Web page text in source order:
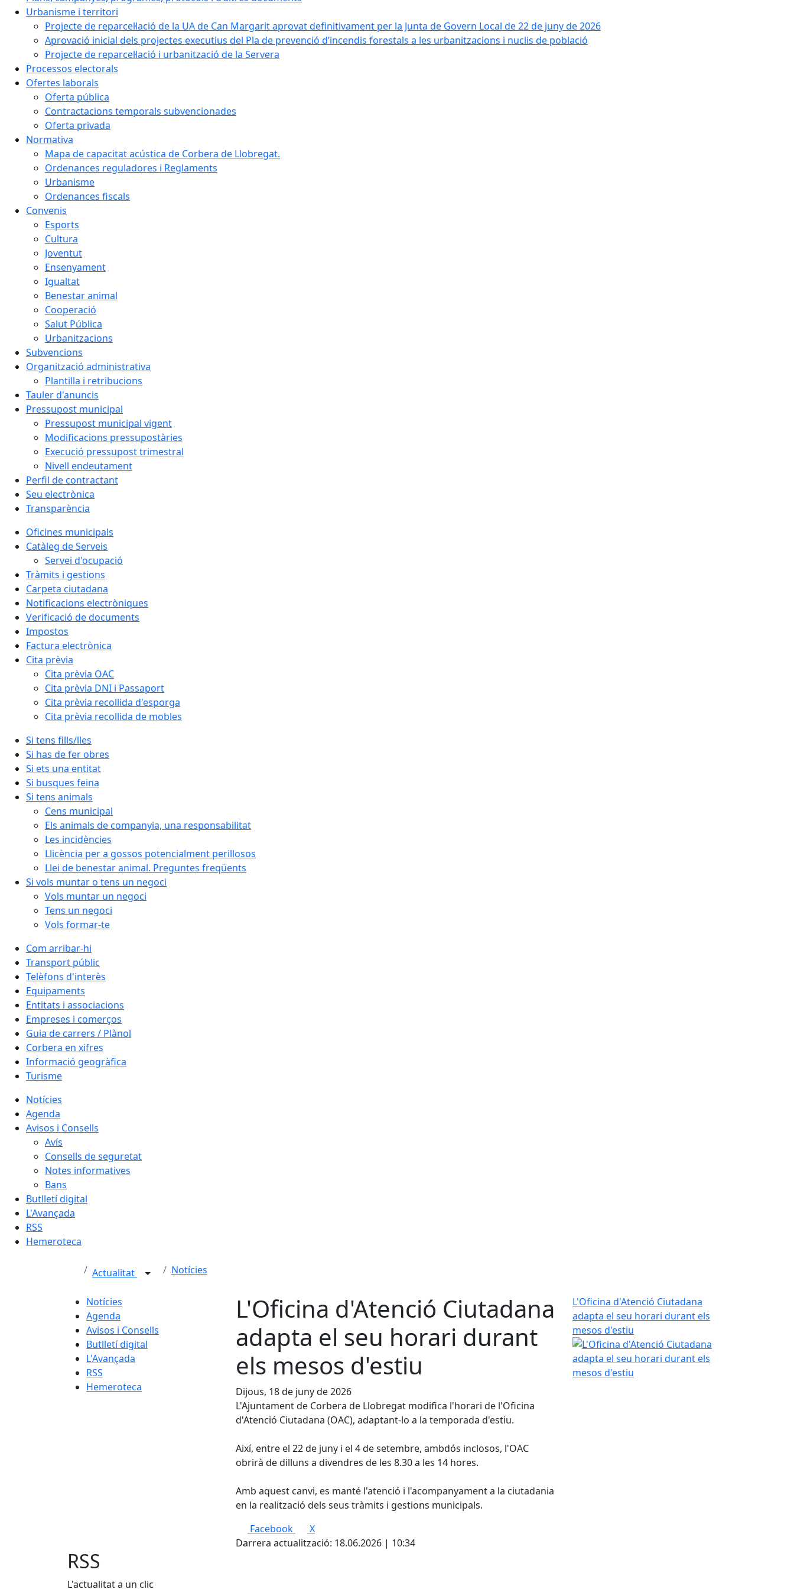
Urbanisme i territori
Projecte de reparcel·lació de la UA de Can Margarit aprovat definitivament per la Junta de Govern Local de 22 de juny de 2026
Aprovació inicial dels projectes executius del Pla de prevenció d’incendis forestals a les urbanitzacions i nuclis de població
Projecte de reparcel·lació i urbanització de la Servera
Processos electorals
Ofertes laborals
Oferta pública
Contractacions temporals subvencionades
Oferta privada
Normativa
Mapa de capacitat acústica de Corbera de Llobregat.
Ordenances reguladores i Reglaments
Urbanisme
Ordenances fiscals
Convenis
Esports
Cultura
Joventut
Ensenyament
Igualtat
Benestar animal
Cooperació
Salut Pública
Urbanitzacions
Subvencions
Organització administrativa
Plantilla i retribucions
Tauler d'anuncis
Pressupost municipal
Pressupost municipal vigent
Modificacions pressupostàries
Execució pressupost trimestral
Nivell endeutament
Perfil de contractant
Seu electrònica
Transparència
Oficines municipals
Catàleg de Serveis
Servei d'ocupació
Tràmits i gestions
Carpeta ciutadana
Notificacions electròniques
Verificació de documents
Impostos
Factura electrònica
Cita prèvia
Cita prèvia OAC
Cita prèvia DNI i Passaport
Cita prèvia recollida d'esporga
Cita prèvia recollida de mobles
Si tens fills/lles
Si has de fer obres
Si ets una entitat
Si busques feina
Si tens animals
Cens municipal
Els animals de companyia, una responsabilitat
Les incidències
Llicència per a gossos potencialment perillosos
Llei de benestar animal. Preguntes freqüents
Si vols muntar o tens un negoci
Vols muntar un negoci
Tens un negoci
Vols formar-te
Com arribar-hi
Transport públic
Telèfons d'interès
Equipaments
Entitats i associacions
Empreses i comerços
Guia de carrers / Plànol
Corbera en xifres
Informació geogràfica
Turisme
Notícies
Agenda
Avisos i Consells
Avís
Consells de seguretat
Notes informatives
Bans
Butlletí digital
L'Avançada
RSS
Hemeroteca
Actualitat Notícies
Notícies
Agenda
Avisos i Consells
Butlletí digital
L'Avançada
RSS
Hemeroteca
L'Oficina d'Atenció Ciutadana
adapta el seu horari durant
els mesos d'estiu
Dijous, 18 de juny de 2026
L'Ajuntament de Corbera de Llobregat modifica l'horari de l'Oficina
d'Atenció Ciutadana (OAC), adaptant-lo a la temporada d'estiu.
Així, entre el 22 de juny i el 4 de setembre, ambdós inclosos, l'OAC
obrirà de dilluns a divendres de les 8.30 a les 14 hores.
Amb aquest canvi, es manté l'atenció i l'acompanyament a la ciutadania
en la realització dels seus tràmits i gestions municipals.
Facebook
X
Darrera actualització: 18.06.2026 | 10:34
L'Oficina d'Atenció Ciutadana
adapta el seu horari durant els
mesos d'estiu
RSS
L'actualitat a un clic